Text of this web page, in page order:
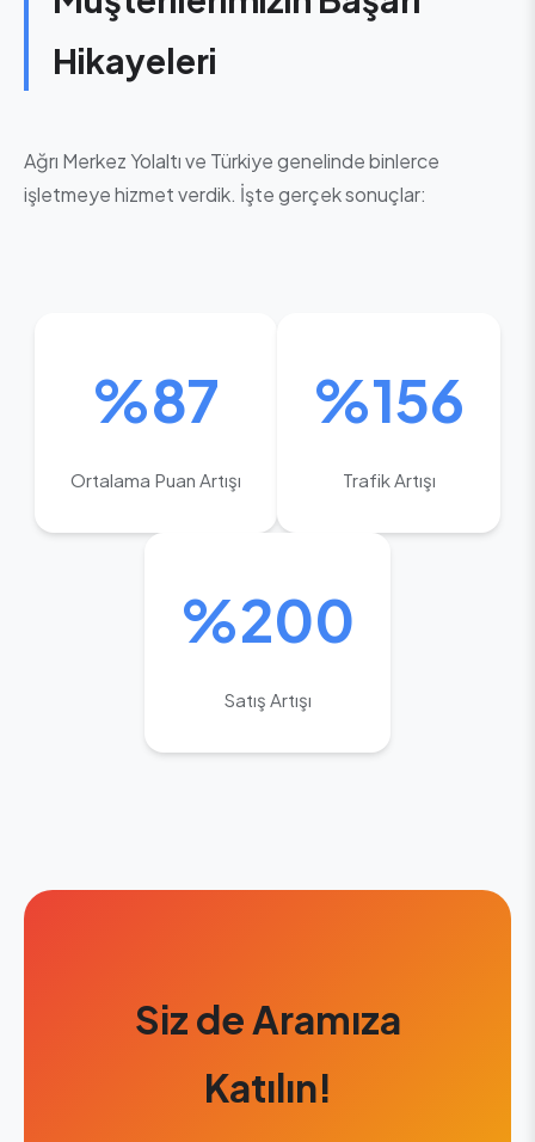
Hikayeleri
Ağrı Merkez Yolaltı ve Türkiye genelinde binlerce
işletmeye hizmet verdik. İşte gerçek sonuçlar:
%87
Ortalama Puan Artışı
%156
Trafik Artışı
%200
Satış Artışı
Siz de Aramıza
Katılın!